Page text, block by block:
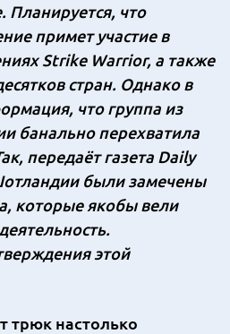
Планируется, что
примет участие в
Strike Warrior, а также
стран. Однако в
что группа из
банально перехватила
передаёт газета Daily
были замечены
которые якобы вели
этой
трюк настолько